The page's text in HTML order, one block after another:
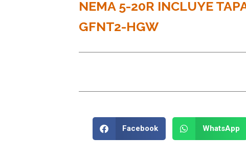
NEMA 5-20R INCLUYE
GFNT2-HGW
Facebook WhatsApp